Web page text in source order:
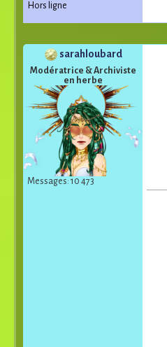
Hors ligne
sarahloubard
Modératrice & Archiviste
en herbe
Messages: 10 473